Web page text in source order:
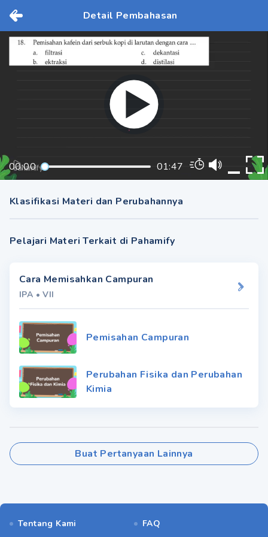
Detail Pembahasan
00:00 01:47
Klasifikasi Materi dan Perubahannya
Pelajari Materi Terkait di Pahamify
Cara Memisahkan Campuran
IPA •VII
Pemisahan Campuran
Perubahan Fisika dan Perubahan
Kimia
Buat Pertanyaan Lainnya
Tentang Kami FAQ